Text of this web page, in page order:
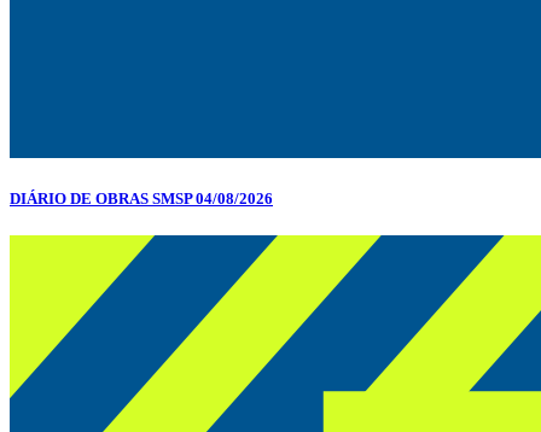
DIÁRIO DE OBRAS SMSP 04/08/2026